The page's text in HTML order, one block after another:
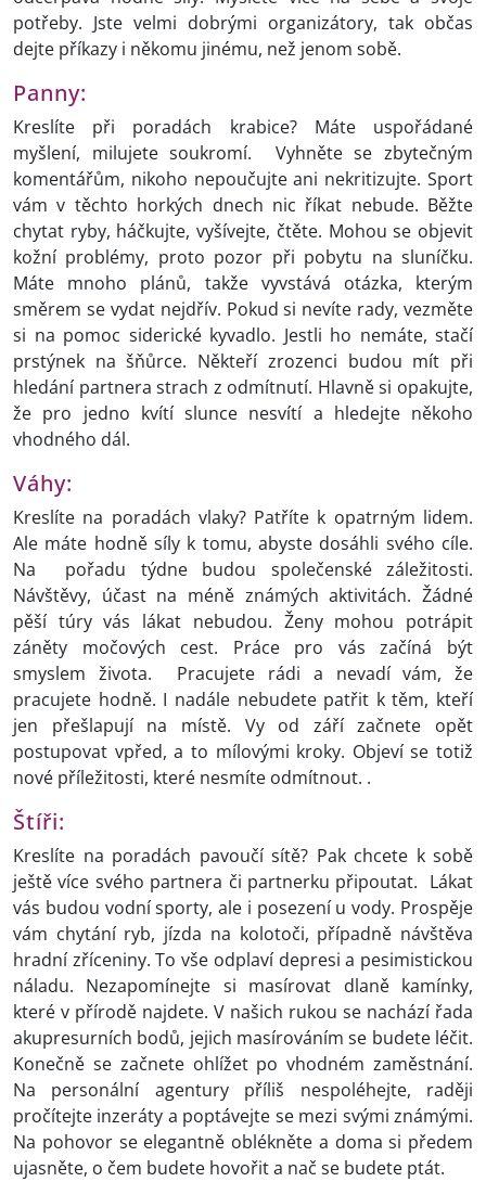
potřeby. Jste velmi dobrými organizátory, tak občas
dejte příkazy i někomu jinému, než jenom sobě.
Panny:
Kreslíte při poradách krabice? Máte uspořádané
myšlení, milujete soukromí. Vyhněte se zbytečným
komentářům, nikoho nepoučujte ani nekritizujte. Sport
vám v těchto horkých dnech nic říkat nebude. Běžte
chytat ryby, háčkujte, vyšívejte, čtěte. Mohou se objevit
kožní problémy, proto pozor při pobytu na sluníčku.
Máte mnoho plánů, takže vyvstává otázka, kterým
směrem se vydat nejdřív. Pokud si nevíte rady, vezměte
si na pomoc siderické kyvadlo. Jestli ho nemáte, stačí
prstýnek na šňůrce. Někteří zrozenci budou mít při
hledání partnera strach z odmítnutí. Hlavně si opakujte,
že pro jedno kvítí slunce nesvítí a hledejte někoho
vhodného dál.
Váhy:
Kreslíte na poradách vlaky? Patříte k opatrným lidem.
Ale máte hodně síly k tomu, abyste dosáhli svého cíle.
Na pořadu týdne budou společenské záležitosti.
Návštěvy, účast na méně známých aktivitách. Žádné
pěší túry vás lákat nebudou. Ženy mohou potrápit
záněty močových cest. Práce pro vás začíná být
smyslem života. Pracujete rádi a nevadí vám, že
pracujete hodně. I nadále nebudete patřit k těm, kteří
jen přešlapují na místě. Vy od září začnete opět
postupovat vpřed, a to mílovými kroky. Objeví se totiž
nové příležitosti, které nesmíte odmítnout. .
Štíři:
Kreslíte na poradách pavoučí sítě? Pak chcete k sobě
ještě více svého partnera či partnerku připoutat. Lákat
vás budou vodní sporty, ale i posezení u vody. Prospěje
vám chytání ryb, jízda na kolotoči, případně návštěva
hradní zříceniny. To vše odplaví depresi a pesimistickou
náladu. Nezapomínejte si masírovat dlaně kamínky,
které v přírodě najdete. V našich rukou se nachází řada
akupresurních bodů, jejich masírováním se budete léčit.
Konečně se začnete ohlížet po vhodném zaměstnání.
Na personální agentury příliš nespoléhejte, raději
pročítejte inzeráty a poptávejte se mezi svými známými.
Na pohovor se elegantně oblékněte a doma si předem
ujasněte, o čem budete hovořit a nač se budete ptát.